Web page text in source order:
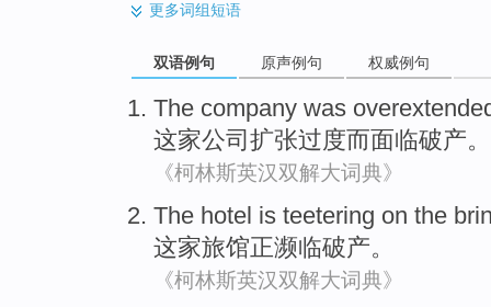
更多词组短语
双语例句 原声例句 权威例句
The company was
这家公司 扩张过度而面临破产。
《柯林斯英汉双解大词典》
The hotel is teetering on the
这家旅馆正濒临破产。
《柯林斯英汉双解大词典》